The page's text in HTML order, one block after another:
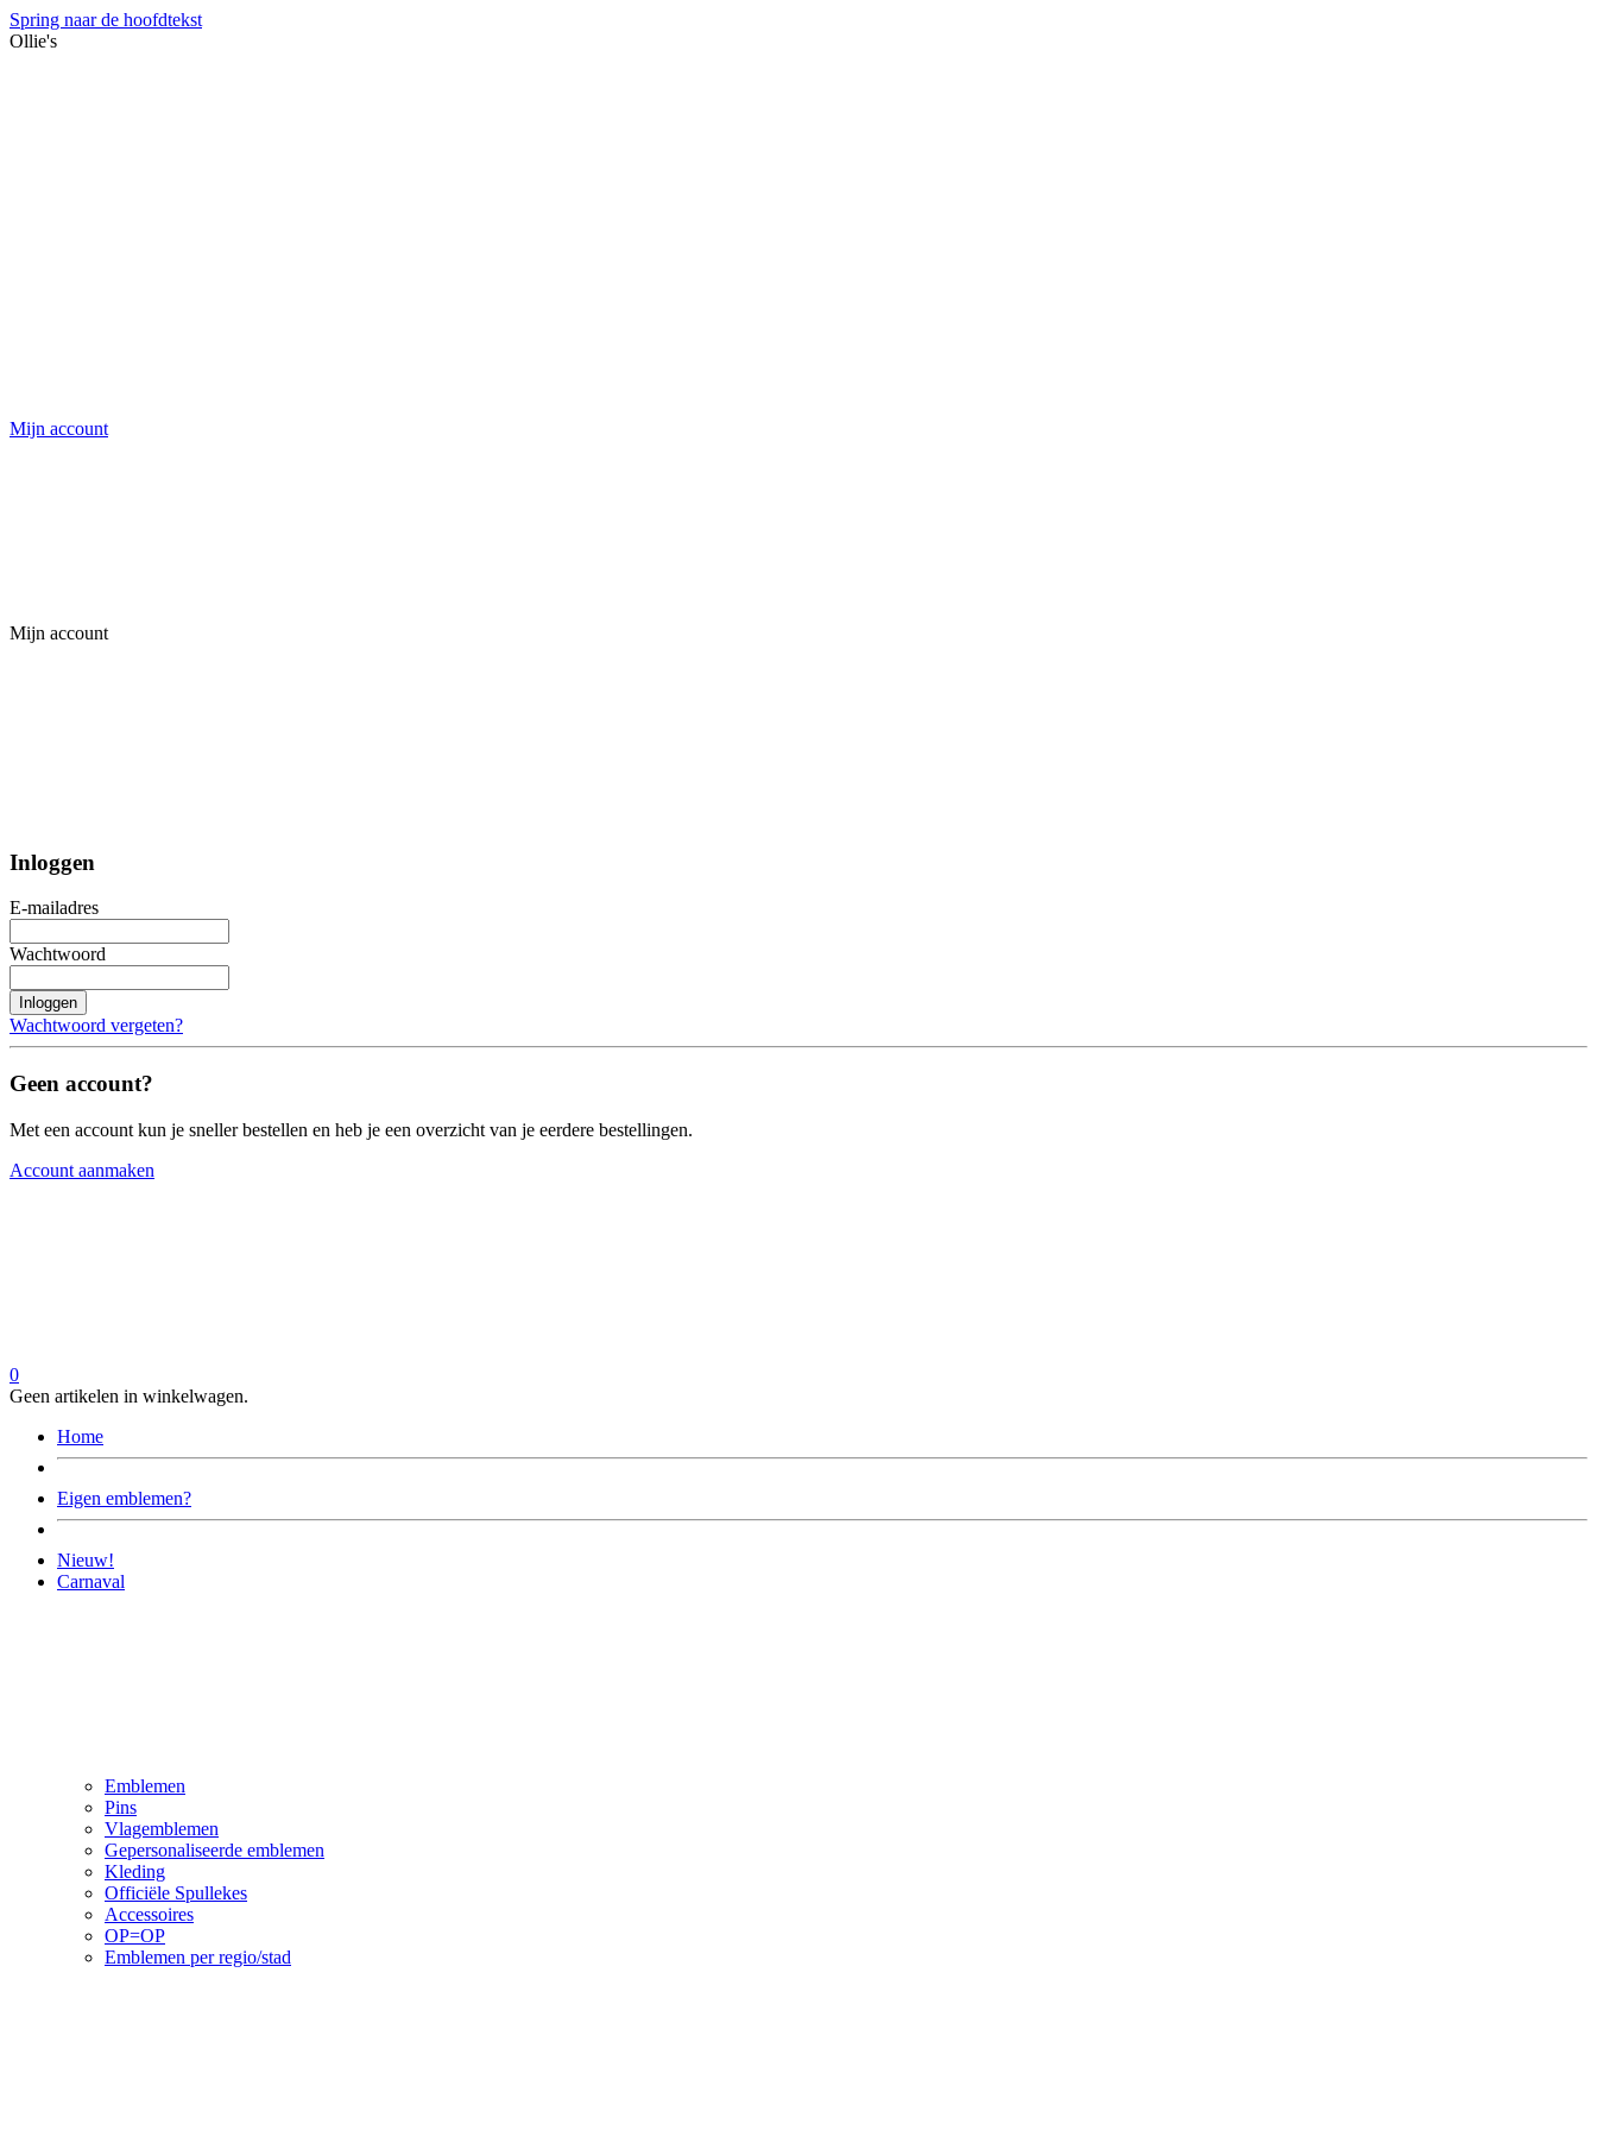
Spring naar de hoofdtekst
Ollie's
Mijn account
Mijn account
Inloggen
E-mailadres
Wachtwoord
Inloggen
Wachtwoord vergeten?
Geen account?
Met een account kun je sneller bestellen en heb je een overzicht van je eerdere bestellingen.
Account aanmaken
0
Geen artikelen in winkelwagen.
Home
Eigen emblemen?
Nieuw!
Carnaval
Emblemen
Pins
Vlagemblemen
Gepersonaliseerde emblemen
Kleding
Officiële Spullekes
Accessoires
OP=OP
Emblemen per regio/stad